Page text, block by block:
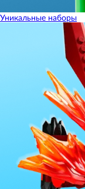
Уникальные наборы